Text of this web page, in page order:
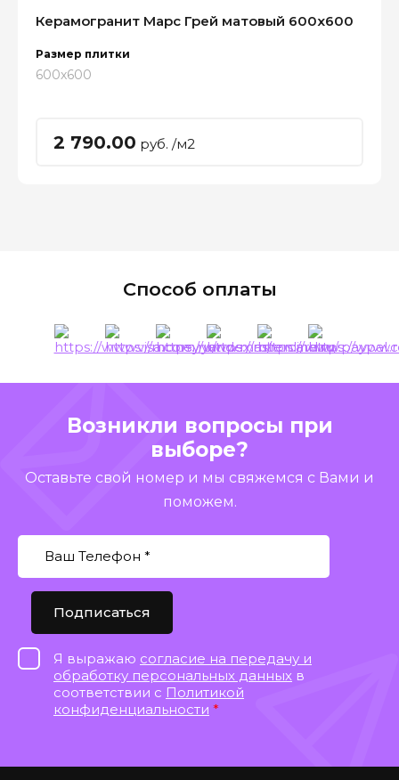
Керамогранит Марс Грей матовый 600x600
Размер плитки
600х600
2 790.00 руб. /м2
Способ оплаты
Возникли вопросы при
выборе?
Оставьте свой номер и мы свяжемся с Вами и
поможем.
Я выражаю согласие на передачу и
обработку персональных данных в
соответствии с Политикой
конфиденциальности *
Подписаться